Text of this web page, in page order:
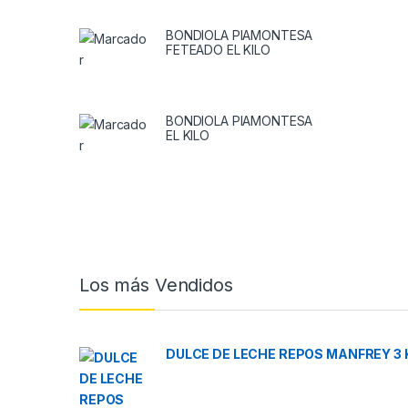
BONDIOLA PIAMONTESA
FETEADO EL KILO
BONDIOLA PIAMONTESA
EL KILO
Brands Carousel
Los más Vendidos
DULCE DE LECHE REPOS MANFREY 3